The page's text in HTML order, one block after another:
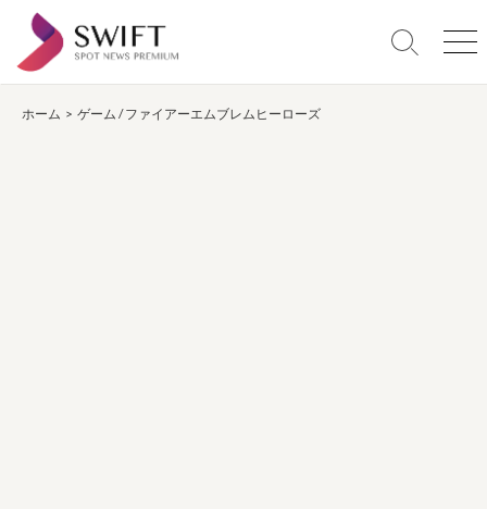
テ
検
メ
ホーム > ゲーム /ファイアーエムブレムヒーローズ